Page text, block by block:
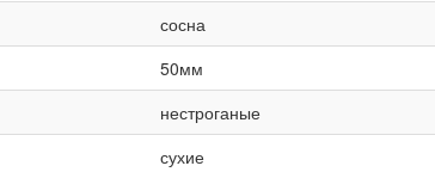
сосна
50мм
нестроганые
сухие